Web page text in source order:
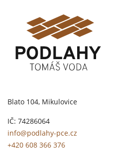
Blato 104, Mikulovice
IČ: 74286064
info@podlahy-pce.cz
+420 608 366 376